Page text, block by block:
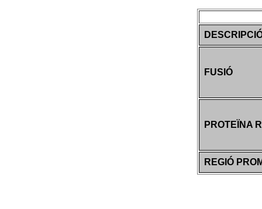
FUSIÓ
PROTEÏNA
REGIÓ